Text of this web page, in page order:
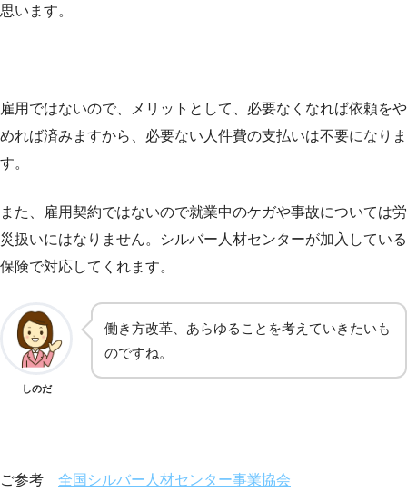
思います。
雇用ではないので、メリットとして、必要なくなれば依頼をや
めれば済みますから、必要ない人件費の支払いは不要になりま
す。
また、雇用契約ではないので就業中のケガや事故については労
災扱いにはなりません。シルバー人材センターが加入している
保険で対応してくれます。
しのだ
働き方改革、あらゆることを考えていきたいも
のですね。
ご参考 全国シルバー人材センター事業協会